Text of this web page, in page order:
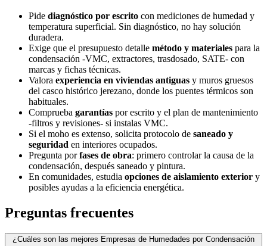
Pide diagnóstico por escrito con mediciones de humedad y
temperatura superficial. Sin diagnóstico, no hay solución
duradera.
Exige que el presupuesto detalle método y materiales para la
condensación -VMC, extractores, trasdosado, SATE- con
marcas y fichas técnicas.
Valora experiencia en viviendas antiguas y muros gruesos
del casco histórico jerezano, donde los puentes térmicos son
habituales.
Comprueba garantías por escrito y el plan de mantenimiento
-filtros y revisiones- si instalas VMC.
Si el moho es extenso, solicita protocolo de saneado y
seguridad en interiores ocupados.
Pregunta porfases de obra: primero controlar la causa de la
condensación, después saneado y pintura.
En comunidades, estudia opciones de aislamiento exterior y
posibles ayudas a la eficiencia energética.
Preguntas frecuentes
¿Cuáles son las mejores Empresas de Humedades por Condensación